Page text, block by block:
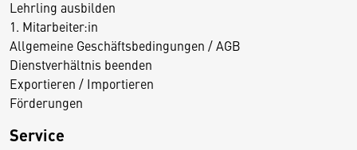
Lehrling ausbilden
1. Mitarbeiter:in
Allgemeine Geschäftsbedingungen / AGB
Dienstverhältnis beenden
Exportieren / Importieren
Förderungen
Service